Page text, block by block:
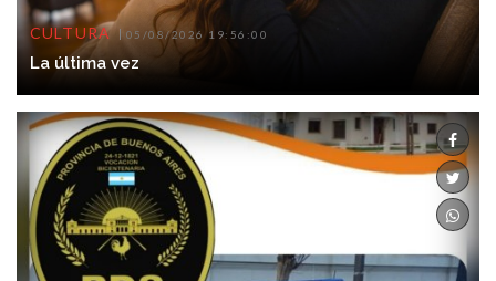
CULTURA 05/08/2026 19:56:00
La última vez